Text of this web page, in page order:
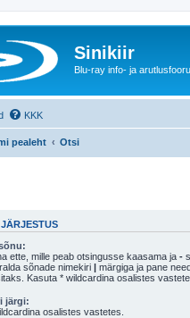
Sinikiir
Blu-ray info- ja
KKK
pealeht Otsi
ette, mille peab otsingusse kaasama ja -
sõnade nimekiri | märgiga ja pane need
Kasuta * wildcardina osalistes
järgi:
osalistes vastetes.